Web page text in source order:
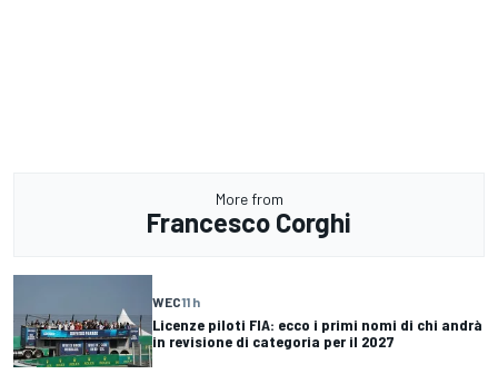
More from
Francesco Corghi
WEC11 h
Licenze piloti FIA: ecco i primi nomi di chi andrà
in revisione di categoria per il 2027